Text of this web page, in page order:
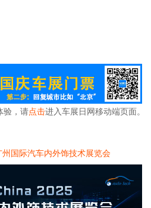
验，请点击进入车展日网移动端页面。
国际汽车内外饰技术展览会